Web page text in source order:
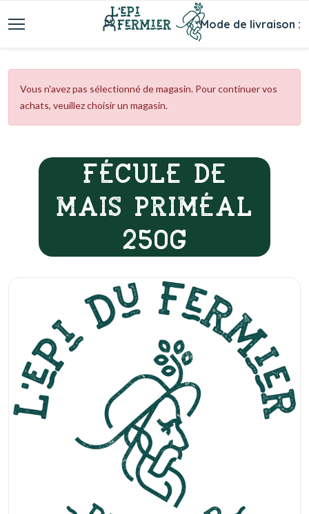
Mode de livraison :
Vous n'avez pas sélectionné de magasin. Pour continuer vos
achats, veuillez choisir un magasin.
FÉCULE DE
MAIS PRIMÉAL
250G